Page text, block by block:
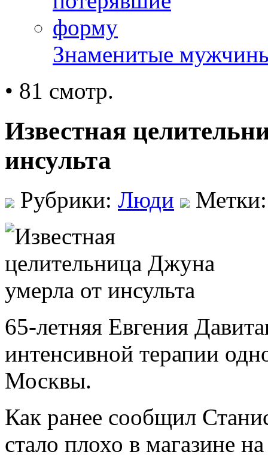
Знаменитые
• 81 смотр.
Известная
инсульта
Рубрики: Люди
65-летняя Евгения
интенсивной терапии
Москвы.
Как ранее сообщил
стало плохо в магазине